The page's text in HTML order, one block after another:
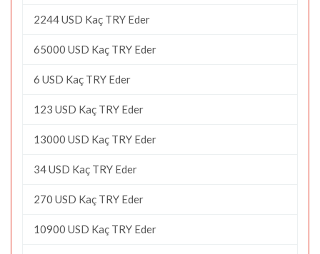
2244 USD Kaç TRY Eder
65000 USD Kaç TRY Eder
6 USD Kaç TRY Eder
123 USD Kaç TRY Eder
13000 USD Kaç TRY Eder
34 USD Kaç TRY Eder
270 USD Kaç TRY Eder
10900 USD Kaç TRY Eder